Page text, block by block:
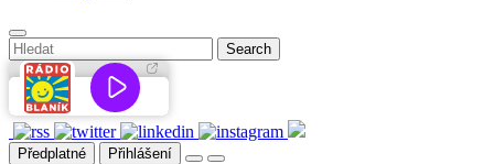
Předplatné Přihlášení